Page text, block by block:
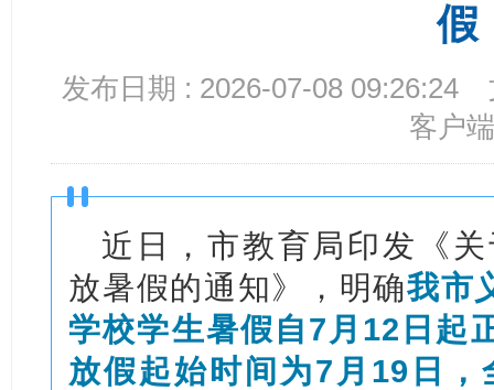
假
发布日期 : 2026-07-08 09:26:24
客户端
近日，市教育局印发《
放暑假的通知》，明确我市
学校学生暑假自7月12日起
放假起始时间为7月19日